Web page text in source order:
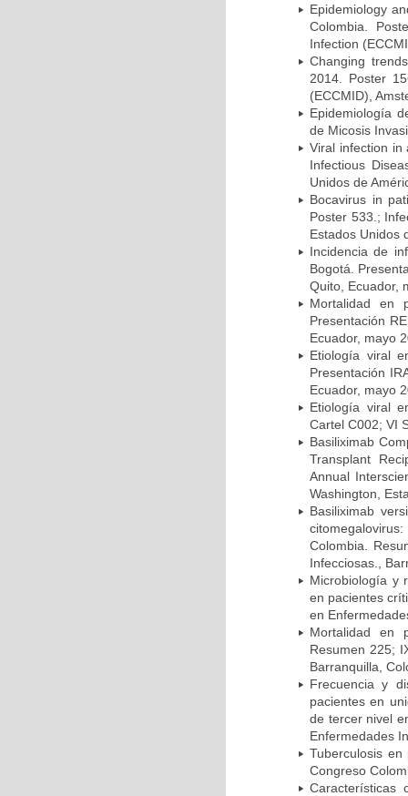
Epidemiology
Colombia.
Infection
Changing
2014. Poster
(ECCMID),
Epidemiología
de Micosis
Viral infection in
Infectious
Unidos de
Bocavirus in
Poster 533.;
Estados Unidos
Incidencia de
Bogotá.
Quito, Ecuador,
Mortalidad en
Presentación
Ecuador, mayo
Etiología viral
Presentación
Ecuador, mayo
Etiología viral
Cartel C002; VI
Basiliximab
Transplant
Annual
Washington,
Basiliximab
Colombia.
Infecciosas.,
Microbiología y
en pacientes
en
Mortalidad en
Resumen 225;
Barranquilla,
Frecuencia y
pacientes en
de tercer nivel
Enfermedades
Tuberculosis
Congreso
Características